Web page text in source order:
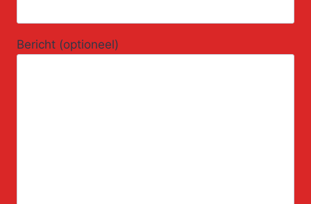
Bericht (optioneel)